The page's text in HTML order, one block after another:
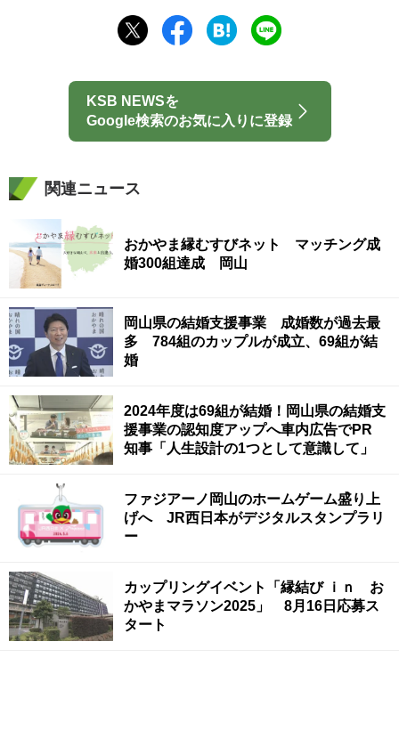
KSB NEWSを
Google検索のお気に入りに登録
関連ニュース
おかやま縁むすびネット マッチング成
婚300組達成 岡山
岡山県の結婚支援事業 成婚数が過去最
多 784組のカップルが成立、69組が結
婚
2024年度は69組が結婚！岡山県の結婚支
援事業の認知度アップへ車内広告でPR
知事「人生設計の1つとして意識して」
ファジアーノ岡山のホームゲーム盛り上
げへ JR西日本がデジタルスタンプラリ
ー
カップリングイベント「縁結び ｉｎ お
かやまマラソン2025」 8月16日応募ス
タート